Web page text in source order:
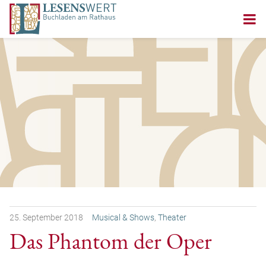
25. September 2018 Musical & Shows, Theater
Das Phantom der Oper